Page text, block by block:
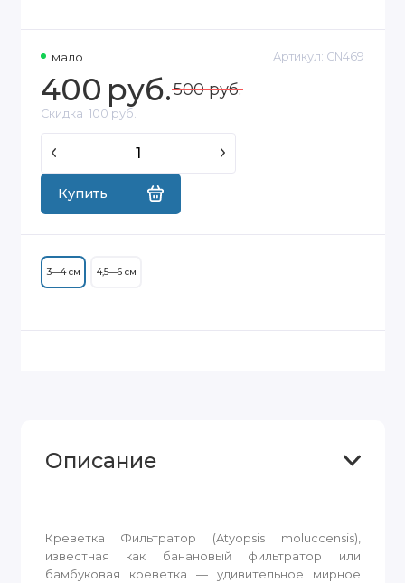
мало Артикул: CN469
400 руб.500 руб.
Скидка 100 руб.
Купить
3—4 см 4,5—6 см
Описание
Креветка Фильтратор (Atyopsis moluccensis),
известная как банановый фильтратор или
бамбуковая креветка — удивительное мирное